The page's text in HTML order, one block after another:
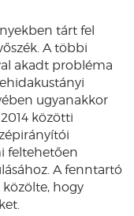
tárt fel
A többi
akadt probléma
ugyanakkor
közötti
feltehetően
A fenntartó
hogy